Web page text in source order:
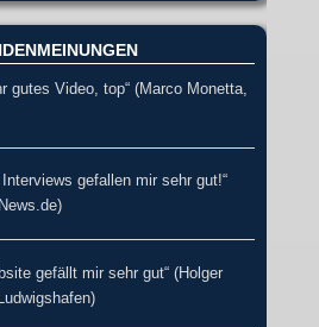
gutes Video, top“ (Marco Monetta,
gefallen mir sehr gut!“
gefällt mir sehr gut“ (Holger